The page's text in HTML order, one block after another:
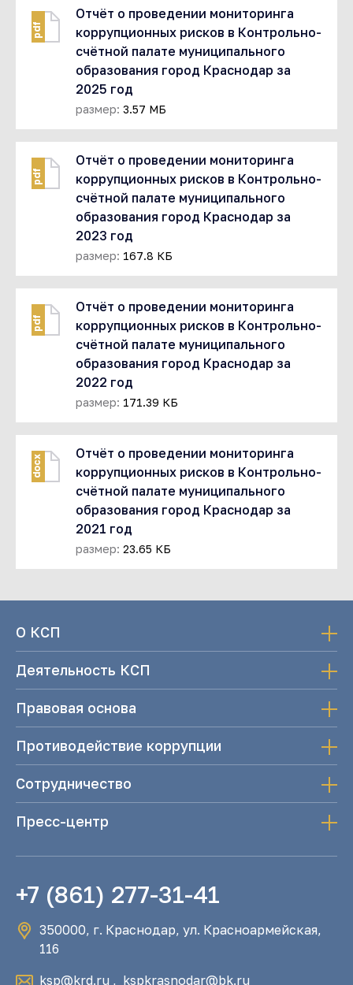
pdf
Отчёт о проведении мониторинга
коррупционных рисков в Контрольно-
счётной палате муниципального
образования город Краснодар за
2025 год
размер: 3.57 МБ
pdf
Отчёт о проведении мониторинга
коррупционных рисков в Контрольно-
счётной палате муниципального
образования город Краснодар за
2023 год
размер: 167.8 КБ
pdf
Отчёт о проведении мониторинга
коррупционных рисков в Контрольно-
счётной палате муниципального
образования город Краснодар за
2022 год
размер: 171.39 КБ
docx
Отчёт о проведении мониторинга
коррупционных рисков в Контрольно-
счётной палате муниципального
образования город Краснодар за
2021 год
размер: 23.65 КБ
О КСП
Деятельность КСП
Правовая основа
Противодействие коррупции
Сотрудничество
Пресс-центр
+7 (861) 277-31-41
350000, г. Краснодар, ул. Красноармейская,
116
ksp@krd.ru , kspkrasnodar@bk.ru